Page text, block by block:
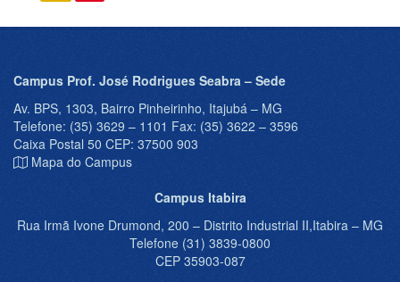
Campus Prof. José Rodrigues Seabra – Sede
Av. BPS, 1303, Bairro Pinheirinho, Itajubá – MG
Telefone: (35) 3629 – 1101 Fax: (35) 3622 – 3596
Caixa Postal 50 CEP: 37500 903
Mapa do Campus
Campus Itabira
Rua Irmã Ivone Drumond, 200 – Distrito Industrial II,Itabira – MG
Telefone (31) 3839-0800
CEP 35903-087